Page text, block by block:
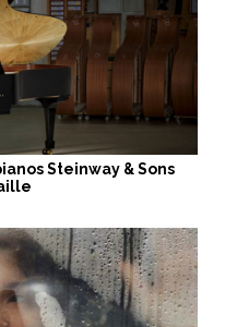
Steinway & Sons